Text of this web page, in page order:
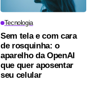
Tecnologia
Sem tela e com cara
de rosquinha: o
aparelho da OpenAI
que quer aposentar
seu celular